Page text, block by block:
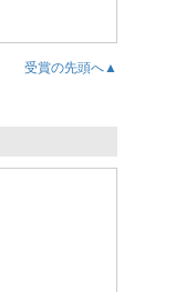
受賞の先頭へ▲